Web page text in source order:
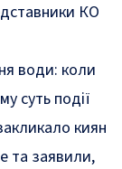
КО
води: коли
суть події
киян
та заявили,